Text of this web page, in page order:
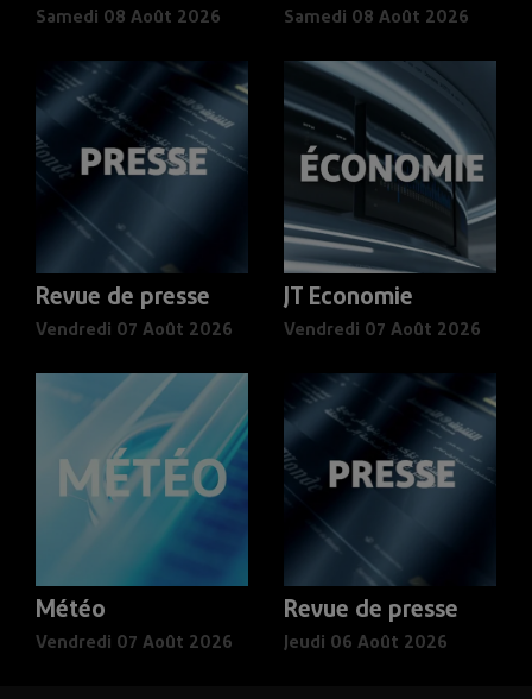
Samedi 08 Août 2026 Samedi 08 Août 2026
Revue de presse
Vendredi 07 Août 2026
JT Economie
Vendredi 07 Août 2026
Météo
Vendredi 07 Août 2026
Revue de presse
Jeudi 06 Août 2026